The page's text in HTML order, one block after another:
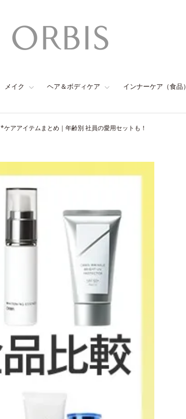
メイク ヘア＆ボディケア インナーケア（食品）
*ケアアイテムまとめ｜年齢別 社員の愛用セットも！